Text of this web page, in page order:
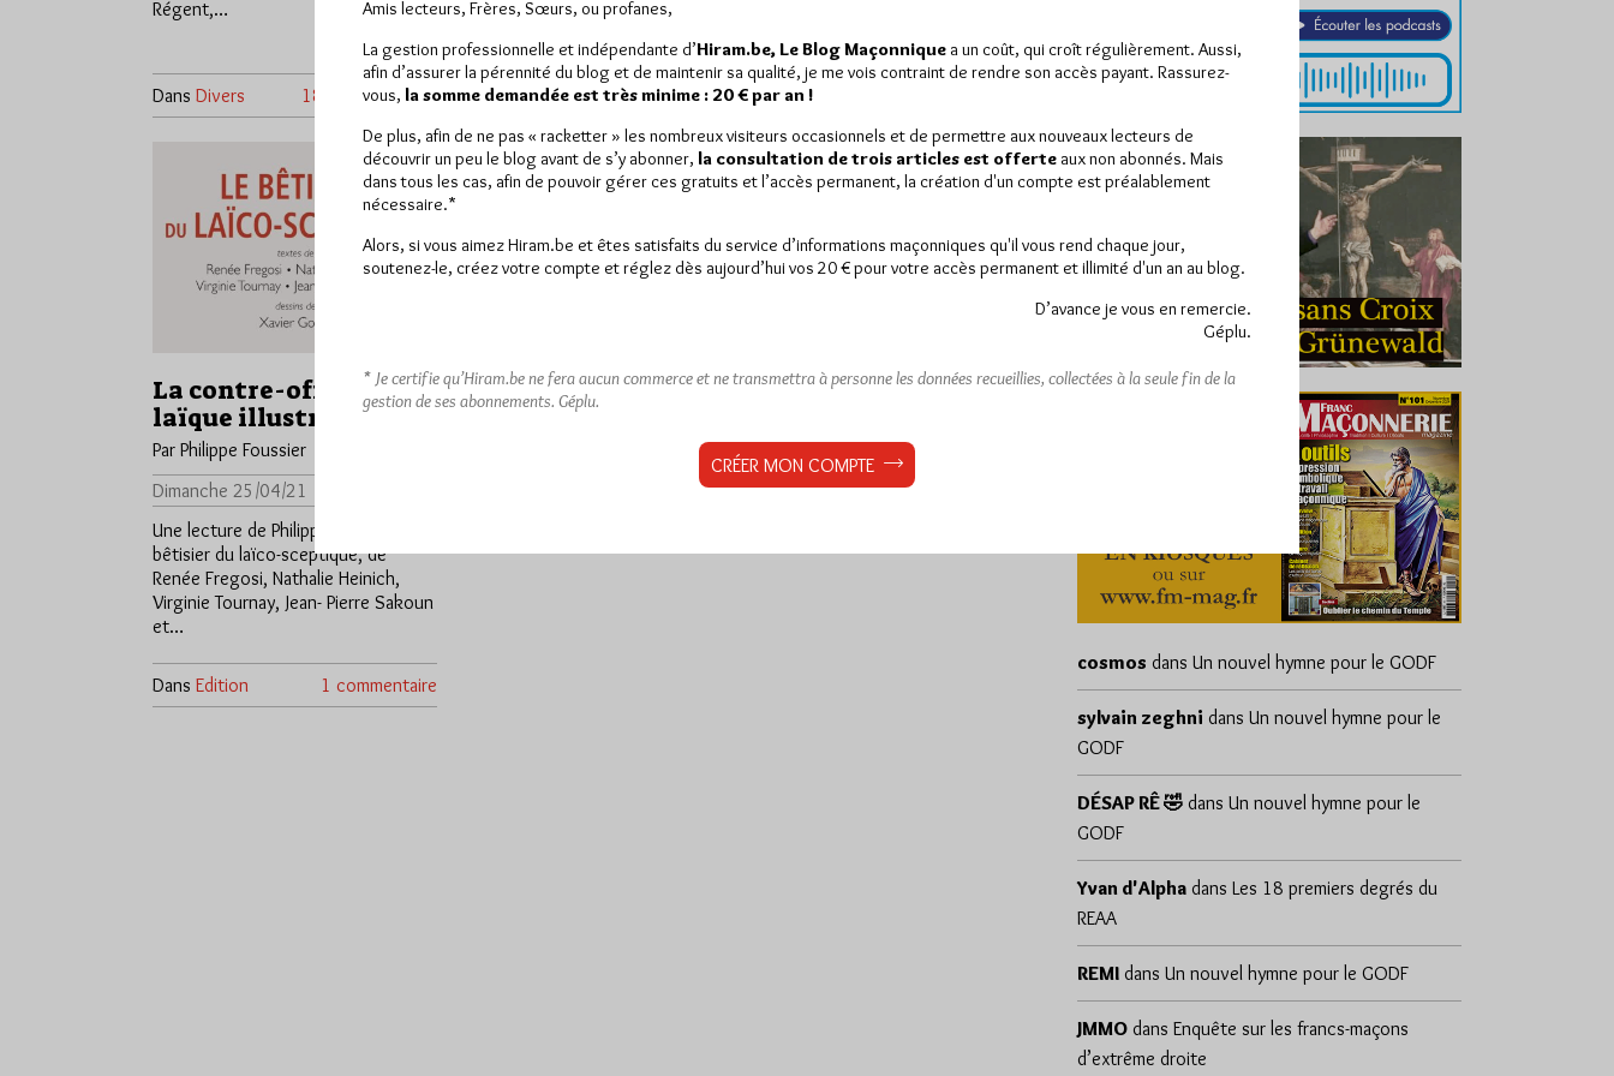
Régent,…
Dans Divers 18 commentaires
ennemi…
DansDivers 25 commentaires DansDivers
La contre-offensive
laïque illustrée
Par Philippe Foussier
Dimanche 25/04/21
Une lecture de Philippe Foussier du
bêtisier du laïco-sceptique, de
Renée Fregosi, Nathalie Heinich,
Virginie Tournay, Jean- Pierre Sakoun
et…
Dans Edition 1 commentaire
cosmos dans Un nouvel hymne pour le GODF
sylvain zeghni dans Un nouvel hymne pour le
GODF
DÉSAP RÊ 🤣 dans Un nouvel hymne pour le
GODF
Yvan d'Alpha dans Les 18 premiers degrés du
REAA
REMI dans Un nouvel hymne pour le GODF
JMMO dans Enquête sur les francs-maçons
d’extrême droite
Amis lecteurs, Frères, Sœurs, ou profanes,
La gestion professionnelle et indépendante d’Hiram.be, Le Blog Maçonnique a un coût, qui croît régulièrement. Aussi,
afin d’assurer la pérennité du blog et de maintenir sa qualité, je me vois contraint de rendre son accès payant. Rassurez-
vous, la somme demandée est très minime : 20 € par an !
De plus, afin de ne pas « racketter » les nombreux visiteurs occasionnels et de permettre aux nouveaux lecteurs de
découvrir un peu le blog avant de s’y abonner, la consultation de trois articles est offerte aux non abonnés. Mais
dans tous les cas, afin de pouvoir gérer ces gratuits et l’accès permanent, la création d'un compte est préalablement
nécessaire.*
Alors, si vous aimez Hiram.be et êtes satisfaits du service d’informations maçonniques qu'il vous rend chaque jour,
soutenez-le, créez votre compte et réglez dès aujourd’hui vos 20 € pour votre accès permanent et illimité d'un an au blog.
D’avance je vous en remercie.
Géplu.
* Je certifie qu’Hiram.be ne fera aucun commerce et ne transmettra à personne les données recueillies, collectées à la seule fin de la
gestion de ses abonnements. Géplu.
CRÉER MON COMPTE